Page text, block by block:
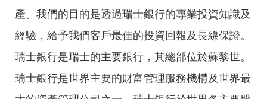
產。我們的目的是透過瑞士銀行的專業投資知識及
經驗，給予我們客戶最佳的投資回報及長線保證。
瑞士銀行是瑞士的主要銀行，其總部位於蘇黎世。
瑞士銀行是世界主要的財富管理服務機構及世界最